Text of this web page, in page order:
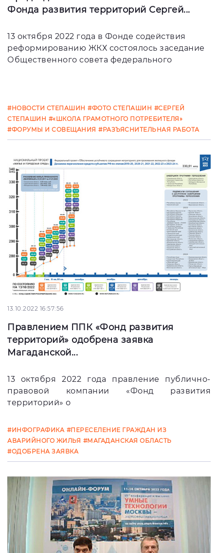
Фонда развития территорий Сергей...
13 октября 2022 года в Фонде содействия
реформированию ЖКХ состоялось заседание
Общественного совета федерального
#НОВОСТИ СТЕПАШИН #ФОТО СТЕПАШИН #СЕРГЕЙ
СТЕПАШИН #«ШКОЛА ГРАМОТНОГО ПОТРЕБИТЕЛЯ»
#ФОРУМЫ И СОВЕЩАНИЯ #РАЗЪЯСНИТЕЛЬНАЯ РАБОТА
13.10.2022 16:57:56
Правлением ППК «Фонд развития
территорий» одобрена заявка
Магаданской...
13 октября 2022 года правление публично-
правовой компании «Фонд развития
территорий» о
#ИНФОГРАФИКА #ПЕРЕСЕЛЕНИЕ ГРАЖДАН ИЗ
АВАРИЙНОГО ЖИЛЬЯ #МАГАДАНСКАЯ ОБЛАСТЬ
#ОДОБРЕНА ЗАЯВКА